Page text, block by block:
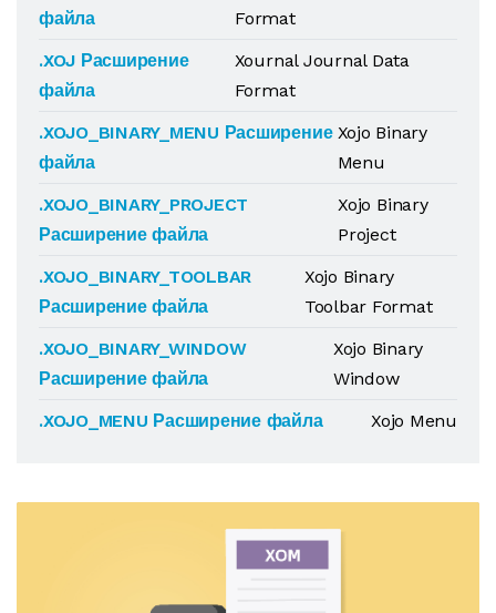
файла
Format
.XOJ Расширение
файла
Xournal Journal Data
Format
.XOJO_BINARY_MENU Расширение
файла
Xojo Binary
Menu
.XOJO_BINARY_PROJECT
Расширение файла
Xojo Binary
Project
.XOJO_BINARY_TOOLBAR
Расширение файла
Xojo Binary
Toolbar Format
.XOJO_BINARY_WINDOW
Расширение файла
Xojo Binary
Window
.XOJO_MENU Расширение файла
Xojo Menu